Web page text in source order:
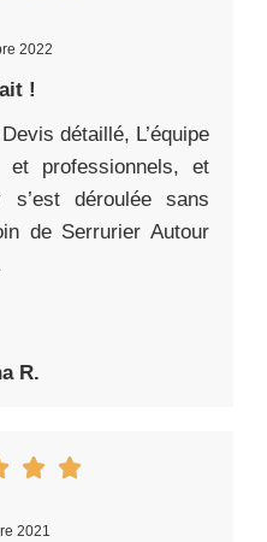
2022
!
détaillé, L’équipe
professionnels, et
s’est déroulée sans
de Serrurier Autour
R.
2021